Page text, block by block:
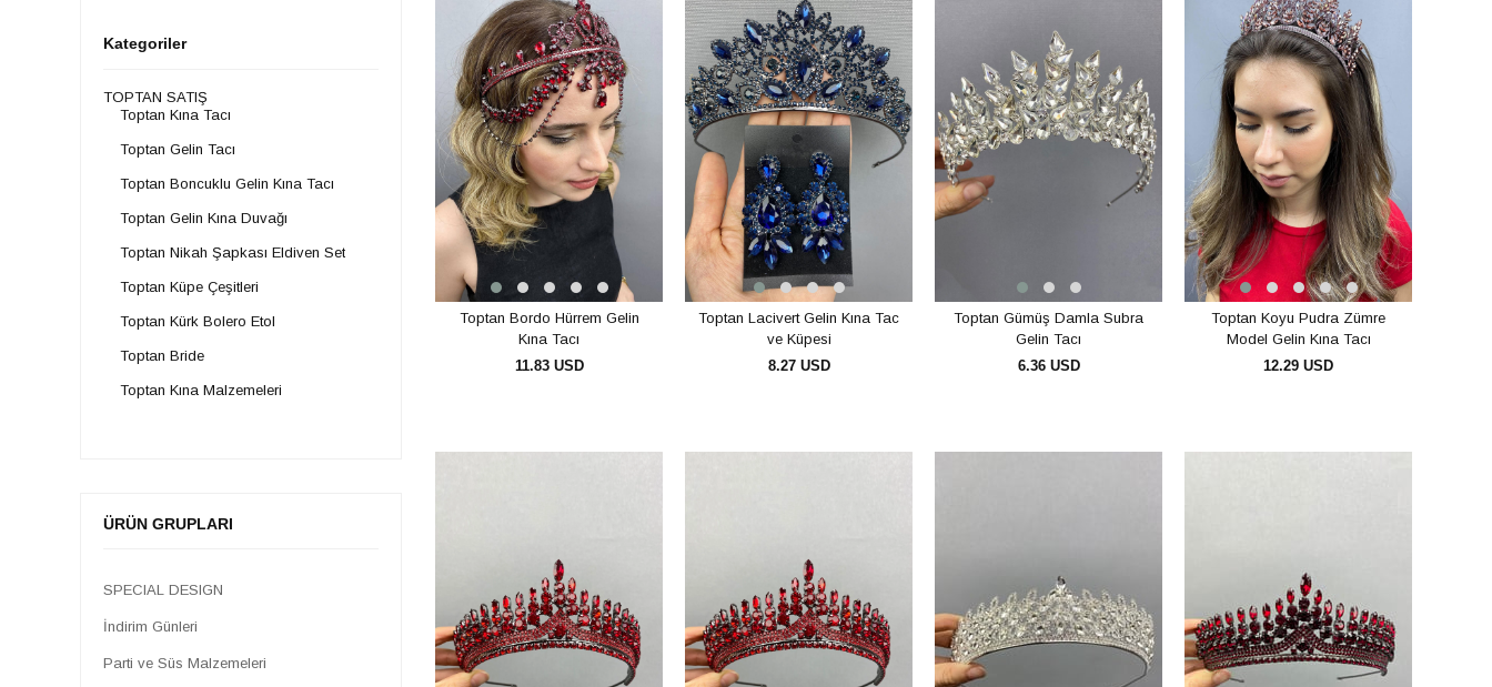
Kategoriler
TOPTAN SATIŞ
Toptan Kına Tacı
Toptan Gelin Tacı
Toptan Boncuklu Gelin Kına Tacı
Toptan Gelin Kına Duvağı
Toptan Nikah Şapkası Eldiven Set
Toptan Küpe Çeşitleri
Toptan Kürk Bolero Etol
Toptan Bride
Toptan Kına Malzemeleri
Toptan Kristal Taşlı Taçlar
Toptan Gelin Buketi
Toptan Tüy
Toptan Kristal Boncuk
ÜRÜN GRUPLARI
SPECIAL DESIGN
İndirim Günleri
Parti ve Süs Malzemeleri
Toptan Bordo Hürrem Gelin
Kına Tacı
11.83 USD
Toptan Lacivert Gelin Kına Tac
ve Küpesi
8.27 USD
Toptan Gümüş Damla Subra
Gelin Tacı
6.36 USD
Toptan Koyu Pudra Zümre
Model Gelin Kına Tacı
12.29 USD